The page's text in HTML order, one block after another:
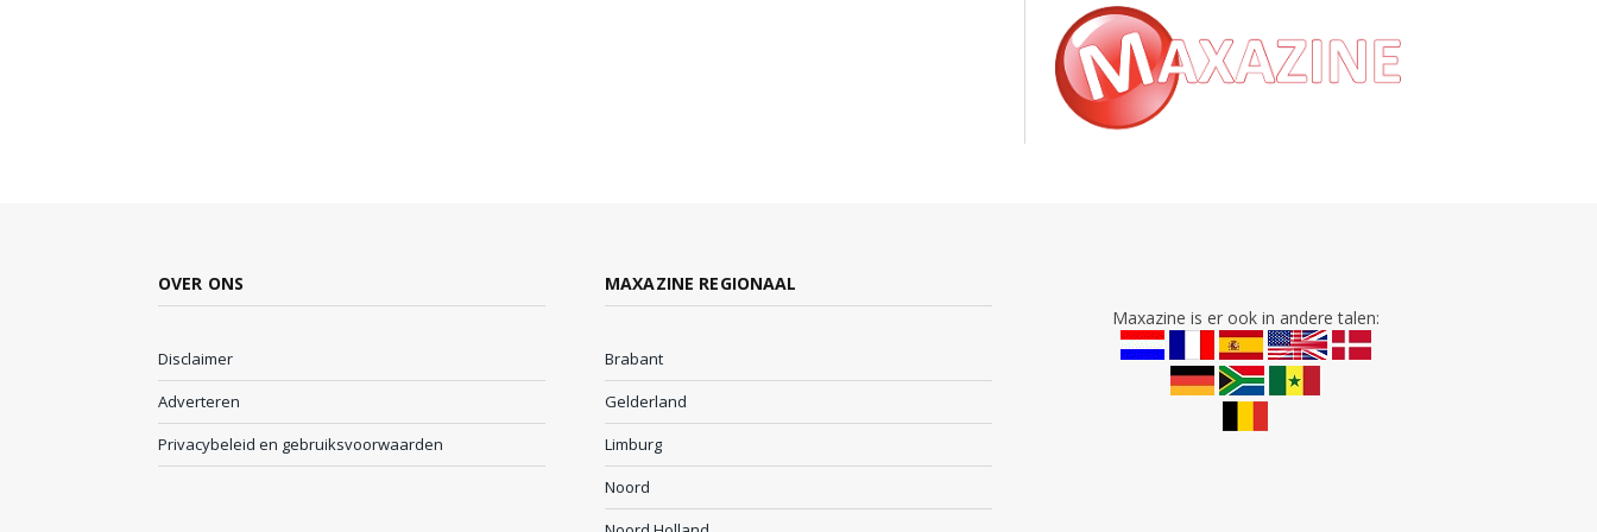
OVER ONS
Disclaimer
Adverteren
Privacybeleid en gebruiksvoorwaarden
MAXAZINE REGIONAAL
Brabant
Gelderland
Limburg
Noord
Maxazine is er ook in andere talen: